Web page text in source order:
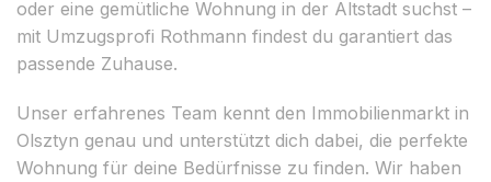
oder eine gemütliche Wohnung in der Altstadt suchst –
mit Umzugsprofi Rothmann findest du garantiert das
passende Zuhause.
Unser erfahrenes Team kennt den Immobilienmarkt in
Olsztyn genau und unterstützt dich dabei, die perfekte
Wohnung für deine Bedürfnisse zu finden. Wir haben